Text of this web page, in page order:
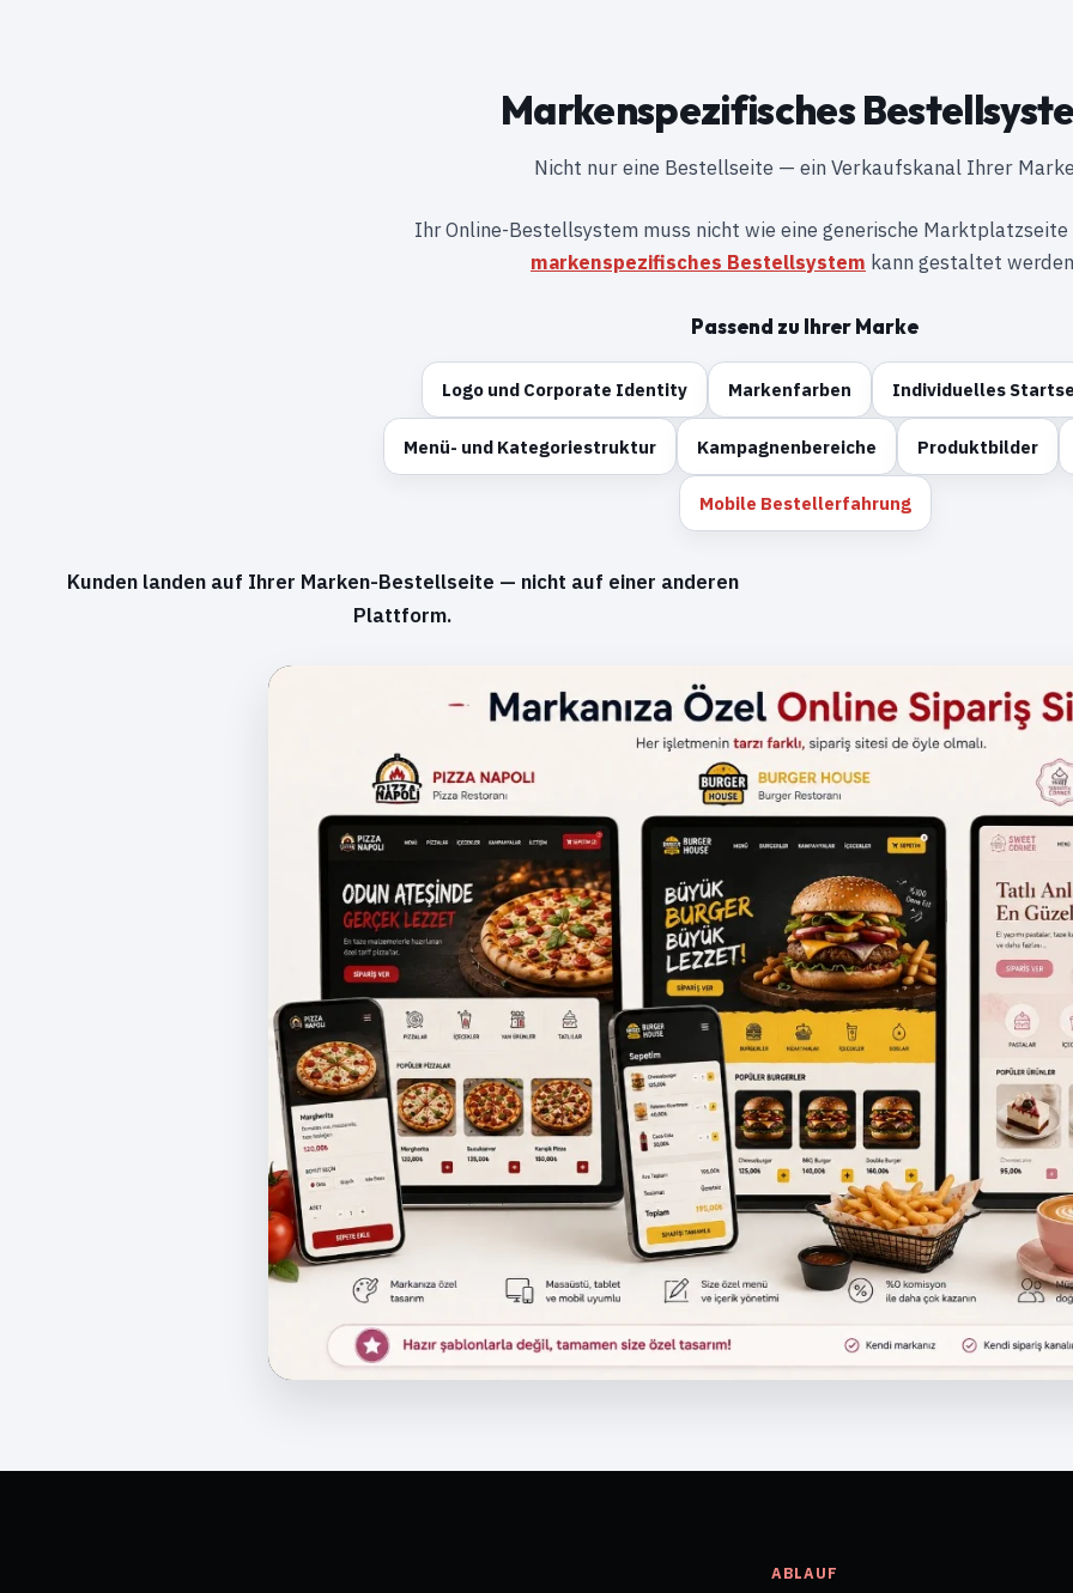
Markenspezifisches
Nicht nur eine Bestellseite — ein Verkaufskanal Ihrer Marke
Ihr Online-Bestellsystem muss nicht wie eine generische Marktplatzseite
markenspezifisches Bestellsystem kann gestaltet
Passend zu Ihrer Marke
Logo und Corporate Identity Markenfarben Individuelles
Menü- und Kategoriestruktur Kampagnenbereiche Produktbilder
Mobile Bestellerfahrung
Kunden landen auf Ihrer Marken-Bestellseite — nicht auf einer anderen
Plattform.
ABLAUF